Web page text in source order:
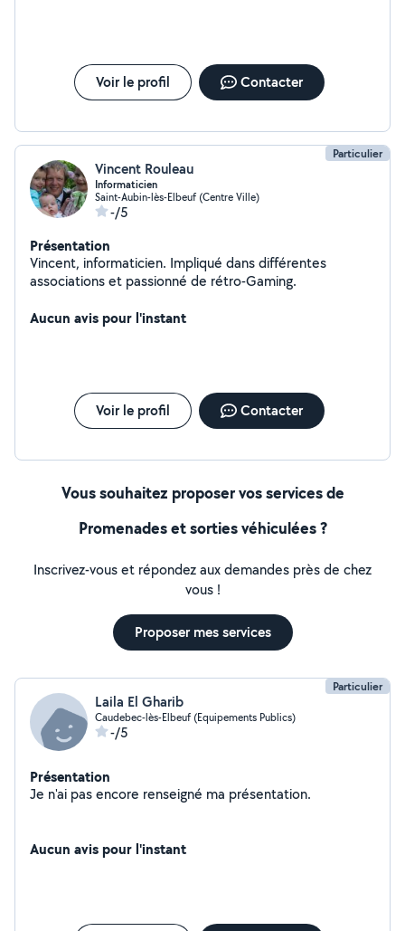
Voir le profil Contacter
Particulier
Vincent Rouleau
Informaticien
Saint-Aubin-lès-Elbeuf (Centre Ville)
-/5
Présentation
Vincent, informaticien. Impliqué dans différentes
associations et passionné de rétro-Gaming.
Aucun avis pour l'instant
Voir le profil Contacter
Vous souhaitez proposer vos services de
Promenades et sorties véhiculées ?
Inscrivez-vous et répondez aux demandes près de chez
vous !
Proposer mes services
Particulier
Laila El Gharib
Caudebec-lès-Elbeuf (Equipements Publics)
-/5
Présentation
Je n'ai pas encore renseigné ma présentation.
Aucun avis pour l'instant